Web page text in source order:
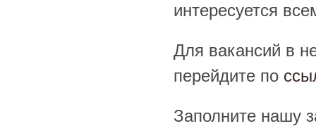
интересуется
Для вакансий в
перейдите по
Заполните нашу